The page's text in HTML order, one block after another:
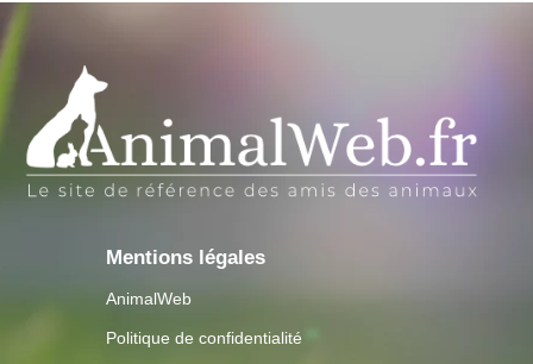
Mentions légales
AnimalWeb
Politique de confidentialité